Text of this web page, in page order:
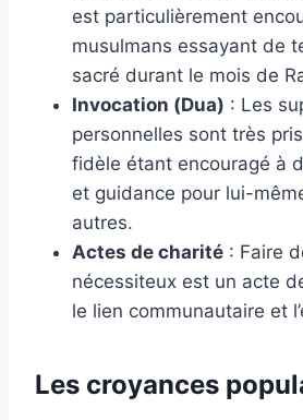
est particulièrement
musulmans essayant de
sacré durant le mois de
Invocation (Dua) : Les
personnelles sont très
fidèle étant encouragé à
et guidance pour lui-
autres.
Actes de charité : Faire
nécessiteux est un acte
le lien communautaire et
Les croyances